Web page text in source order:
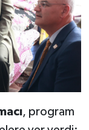
, program